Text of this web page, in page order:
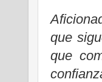
que
que